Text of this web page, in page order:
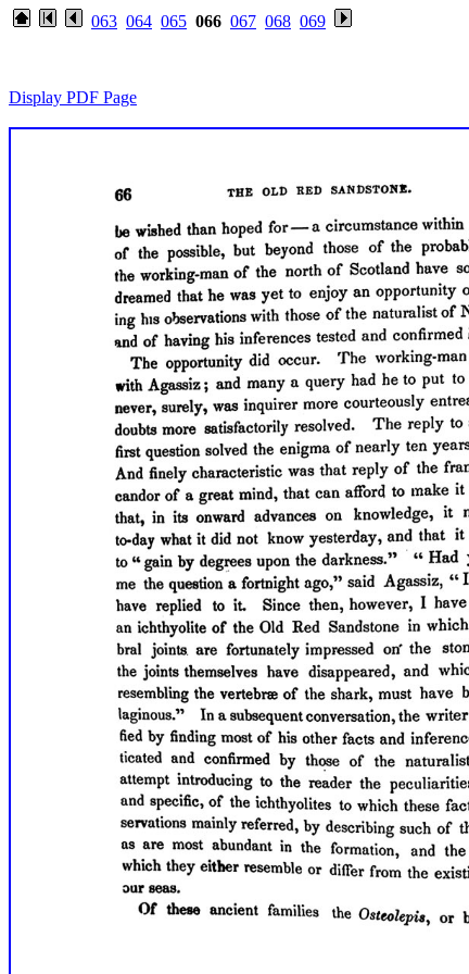
063 064 065 066 067 068 069
Display PDF Page